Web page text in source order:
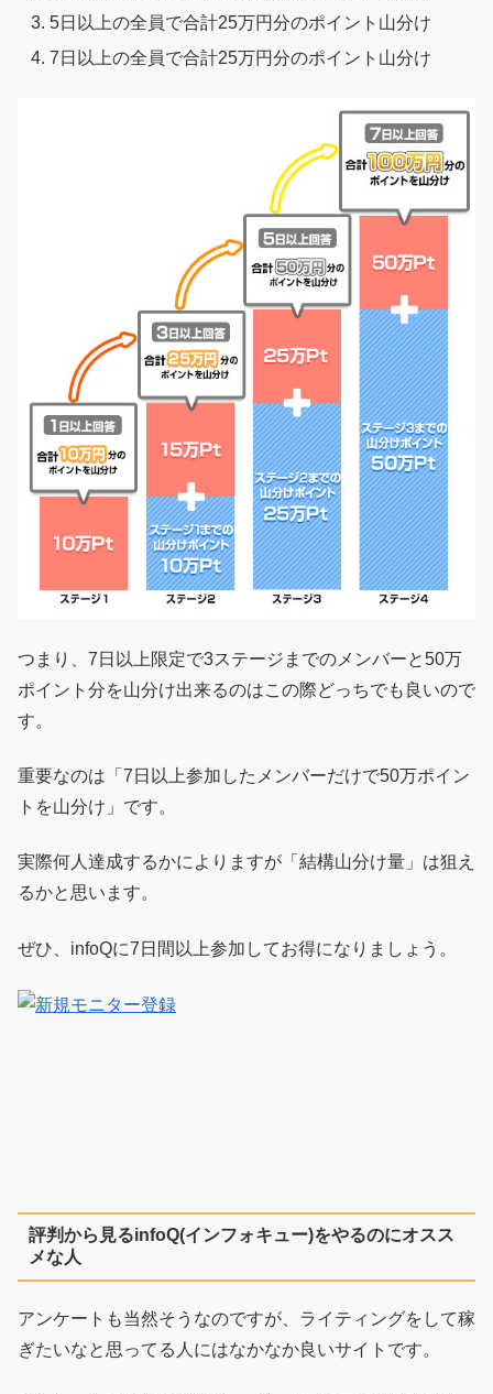
5日以上の全員で合計25万円分のポイント山分け
7日以上の全員で合計25万円分のポイント山分け
つまり、7日以上限定で3ステージまでのメンバーと50万
ポイント分を山分け出来るのはこの際どっちでも良いので
す。
重要なのは「7日以上参加したメンバーだけで50万ポイン
トを山分け」です。
実際何人達成するかによりますが「結構山分け量」は狙え
るかと思います。
ぜひ、infoQに7日間以上参加してお得になりましょう。
評判から見るinfoQ(インフォキュー)をやるのにオスス
メな人
アンケートも当然そうなのですが、ライティングをして稼
ぎたいなと思ってる人にはなかなか良いサイトです。